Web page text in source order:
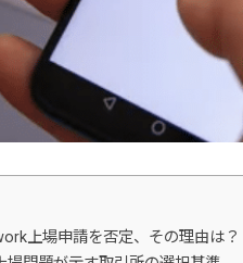
上場申請を否定、その理由は？